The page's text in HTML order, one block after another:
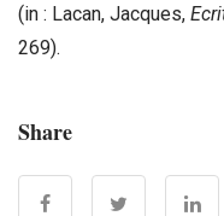
(in : Lacan, Jacques,
269).
Share